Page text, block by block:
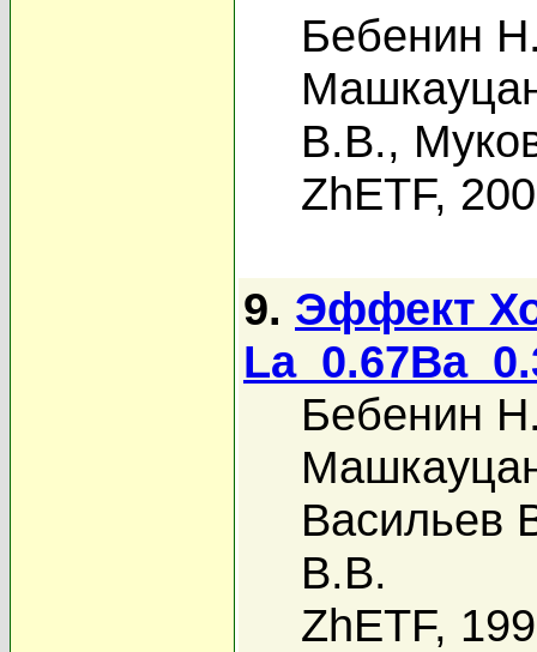
Бебенин
В.В.,
ZhETF,
9. Эффект
Бебенин
Васильев
В.В.
ZhETF,